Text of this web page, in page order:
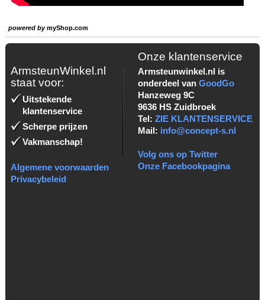
powered bymyShop.com
ArmsteunWinkel.nl
staat voor:
Uitstekende
klantenservice
Scherpe prijzen
Vakmanschap!
Algemene voorwaarden
Privacybeleid
Onze klantenservice
Armsteunwinkel.nl is
onderdeel van GoodGo
Hanzeweg 9C
9636 HS Zuidbroek
Tel: ZIE KLANTENSERVICE
Mail: info@concept-s.nl
Volg ons op Twitter
Onze Facebookpagina